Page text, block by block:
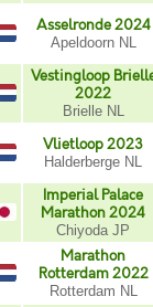
Asselronde 2024
Apeldoorn NL
Vestingloop
2022
Brielle NL
Vlietloop 2023
Halderberge NL
Imperial Palace
Marathon 2024
Chiyoda JP
Marathon
Rotterdam 2022
Rotterdam NL